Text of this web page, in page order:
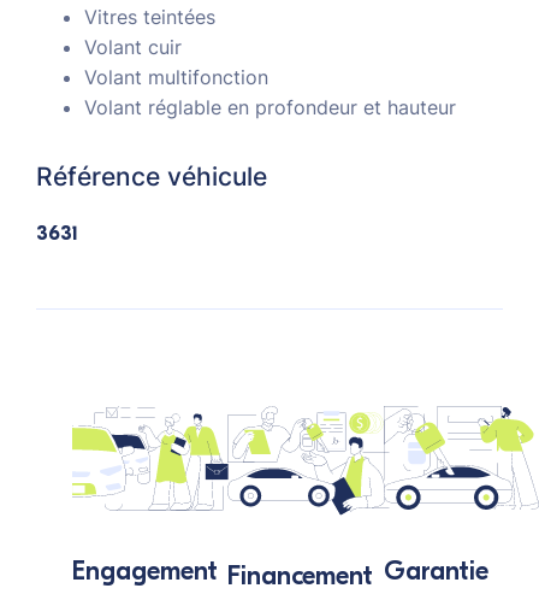
Vitres teintées
Volant cuir
Volant multifonction
Volant réglable en profondeur et hauteur
Référence véhicule
3631
Engagement Financement Garantie